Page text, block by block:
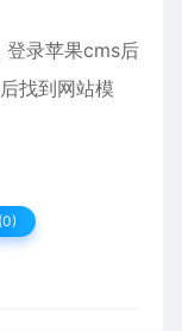
录苹果cms后
找到网站模
0)